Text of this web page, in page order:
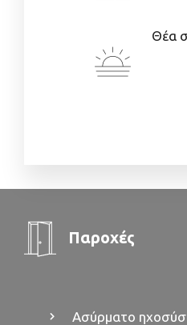
Θέα
Παροχές
Ασύρματο